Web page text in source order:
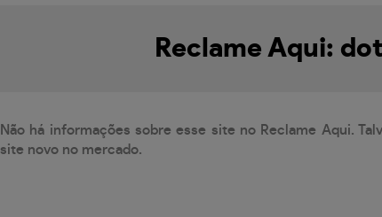
Reclame Aqui:
Não há informações sobre esse site no Reclame Aqui.
site novo no mercado.